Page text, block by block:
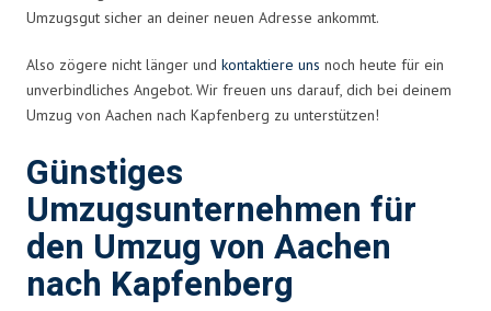
Umzugsgut sicher an deiner neuen Adresse ankommt.
Also zögere nicht länger und kontaktiere uns noch heute für ein
unverbindliches Angebot. Wir freuen uns darauf, dich bei deinem
Umzug von Aachen nach Kapfenberg zu unterstützen!
Günstiges
Umzugsunternehmen für
den Umzug von Aachen
nach Kapfenberg